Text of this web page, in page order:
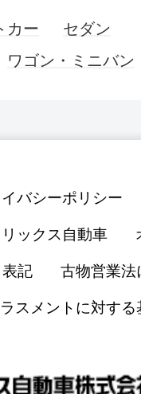
カー
セダン
ワゴン・ミニバン
バシーポリシー
ックス自動車
記 古物営業法
スメントに対する